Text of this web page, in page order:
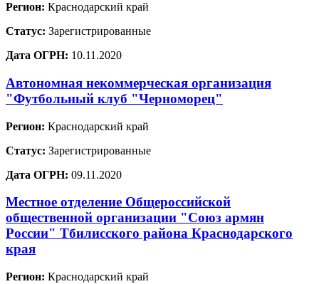
Регион: Краснодарский край
Статус: Зарегистрированные
Дата ОГРН: 10.11.2020
Автономная некоммерческая организация
"Футбольный клуб "Черноморец"
Регион: Краснодарский край
Статус: Зарегистрированные
Дата ОГРН: 09.11.2020
Местное отделение Общероссийской
общественной организации "Союз армян
России" Тбилисского района Краснодарского
края
Регион: Краснодарский край